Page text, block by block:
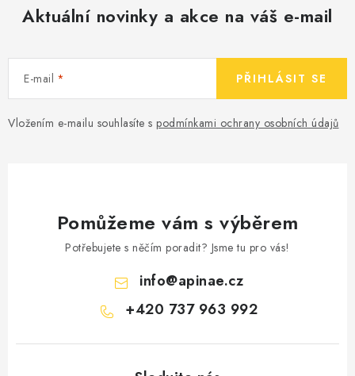
Aktuální novinky a akce na váš e-mail
E-mail
Vložením e-mailu souhlasíte s podmínkami ochrany osobních údajů
PŘIHLÁSIT SE
Pomůžeme vám s výběrem
Potřebujete s něčím poradit? Jsme tu pro vás!
info@apinae.cz
+420 737 963 992